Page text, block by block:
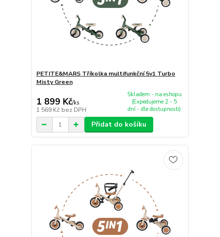
PETITE&MARS Tříkolka multifunkční 5v1 Turbo
Misty Green
1 899 Kč/ks
1 569 Kč bez DPH
Skladem - na eshopu
(Expedujeme 2 - 5
dní - dle dostupnosti)
Přidat do košíku